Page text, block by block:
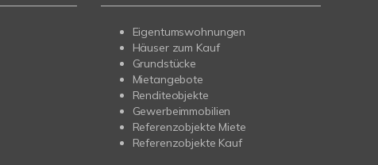
Eigentumswohnungen
Häuser zum Kauf
Grundstücke
Mietangebote
Renditeobjekte
Gewerbeimmobilien
Referenzobjekte Miete
Referenzobjekte Kauf